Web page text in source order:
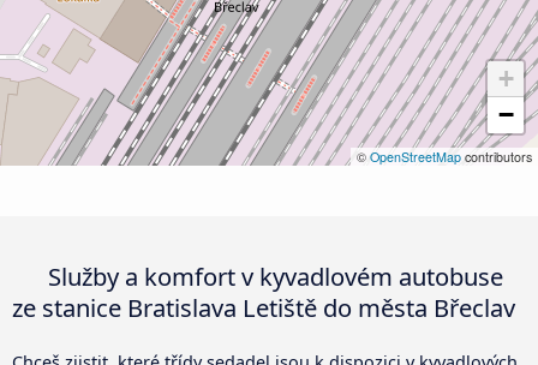
+
−
© OpenStreetMap contributors
Služby a komfort v kyvadlovém autobuse
ze stanice Bratislava Letiště do města Břeclav